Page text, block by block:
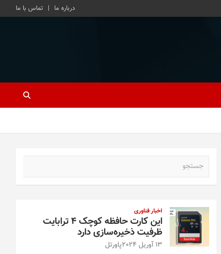
درباره ما تماس با ما
اخبار فناوری
این کارت حافظه کوچک ۴ ترابایت
ظرفیت ذخیره‌سازی دارد
13 آوریل 2024 پاورتل